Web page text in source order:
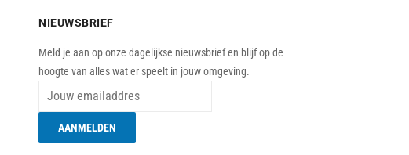
NIEUWSBRIEF
Meld je aan op onze dagelijkse nieuwsbrief en blijf op de
hoogte van alles wat er speelt in jouw omgeving.